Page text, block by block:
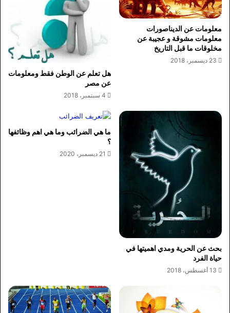
معلومات عن الديناصورات
معلومات مشوقة و عجيبة عن
مخلوقات ما قبل التاريخ
23 ديسمبر، 2018
هل تعلم عن الوطن فقط ومعلومات
عن مصر
4 سبتمبر، 2018
بحث عن الحرية ومدي اهميتها في
حياة الفرد
13 أغسطس، 2018
ما هي الضرائب وما هي اهم وظائفها
؟
21 ديسمبر، 2020